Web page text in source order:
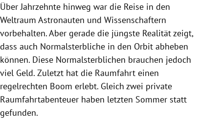
Untermenü
Untermenü
Über Jahrzehnte hinweg war die Reise in den
Weltraum Astronauten und Wissenschaftern
vorbehalten. Aber gerade die jüngste Realität zeigt,
dass auch Normalsterbliche in den Orbit abheben
können. Diese Normalsterblichen brauchen jedoch
viel Geld. Zuletzt hat die Raumfahrt einen
regelrechten Boom erlebt. Gleich zwei private
Raumfahrtabenteuer haben letzten Sommer statt
gefunden.